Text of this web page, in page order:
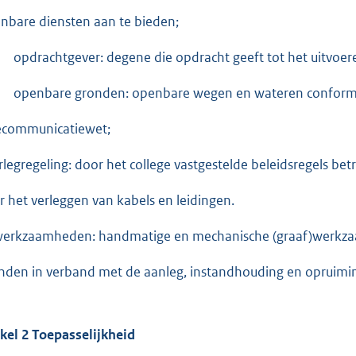
diensten aan te bieden;
opdrachtgever: degene die opdracht geeft tot het
openbare gronden: openbare wegen en wateren
door het college vastgestelde beleidsregels
het verleggen van kabels en leidingen.
handmatige en mechanische
in verband met de aanleg, instandhouding en
2 Toepasselijkheid